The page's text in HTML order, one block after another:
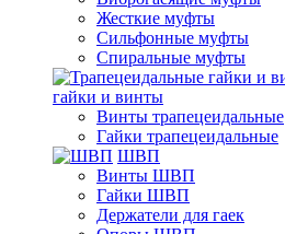
Жесткие муфты
Сильфонные муфты
Спиральные муфты
гайки и винты
Винты трапецеидальные
Гайки трапецеидальные
ШВП
Винты ШВП
Гайки ШВП
Держатели для гаек